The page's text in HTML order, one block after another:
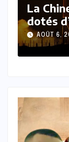
place
6, 2026